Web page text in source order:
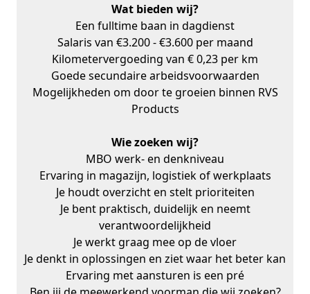
Wat bieden wij?
Een fulltime baan in dagdienst
Salaris van €3.200 - €3.600 per maand
Kilometervergoeding van € 0,23 per km
Goede secundaire arbeidsvoorwaarden
Mogelijkheden om door te groeien binnen RVS
Products
Wie zoeken wij?
MBO werk- en denkniveau
Ervaring in magazijn, logistiek of werkplaats
Je houdt overzicht en stelt prioriteiten
Je bent praktisch, duidelijk en neemt
verantwoordelijkheid
Je werkt graag mee op de vloer
Je denkt in oplossingen en ziet waar het beter kan
Ervaring met aansturen is een pré